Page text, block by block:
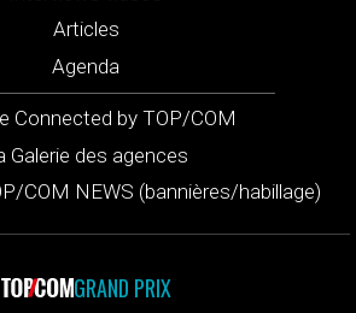
Articles
Agenda
Connected by TOP/COM
Galerie des agences
COM NEWS (bannières/habillage)
GRAND PRIX